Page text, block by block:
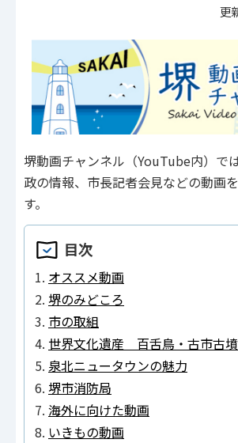
更
堺動画チャンネル（YouTube内）で
政の情報、市長記者会見などの動画
す。
目次
オススメ動画
堺のみどころ
市の取組
世界文化遺産 百舌鳥・古市古
泉北ニュータウンの魅力
堺市消防局
海外に向けた動画
いきもの動画